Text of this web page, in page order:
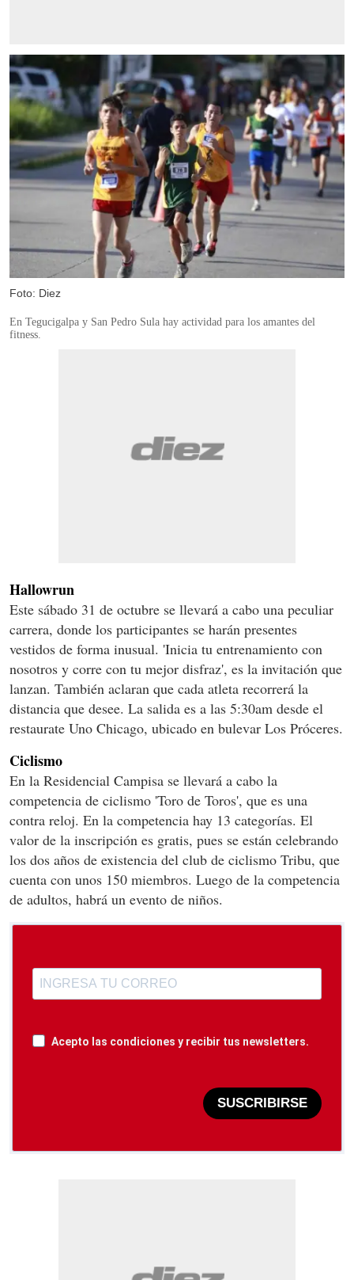
Foto: Diez
En Tegucigalpa y San Pedro Sula hay actividad para los amantes del
fitness.
Hallowrun
Este sábado 31 de octubre se llevará a cabo una peculiar
carrera, donde los participantes se harán presentes
vestidos de forma inusual. 'Inicia tu entrenamiento con
nosotros y corre con tu mejor disfraz', es la invitación que
lanzan. También aclaran que cada atleta recorrerá la
distancia que desee. La salida es a las 5:30am desde el
restaurate Uno Chicago, ubicado en bulevar Los Próceres.
Ciclismo
En la Residencial Campisa se llevará a cabo la
competencia de ciclismo 'Toro de Toros', que es una
contra reloj. En la competencia hay 13 categorías. El
valor de la inscripción es gratis, pues se están celebrando
los dos años de existencia del club de ciclismo Tribu, que
cuenta con unos 150 miembros. Luego de la competencia
de adultos, habrá un evento de niños.
Acepto las condiciones y recibir tus newsletters.
SUSCRIBIRSE